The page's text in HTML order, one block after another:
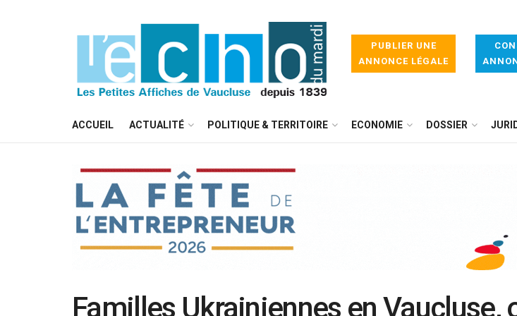
PUBLIER UNE
ANNONCE LÉGALE
ACCUEIL ACTUALITÉ POLITIQUE & TERRITOIRE ECONOMIE DOSSIER
Familles Ukrainiennes en Vaucluse,